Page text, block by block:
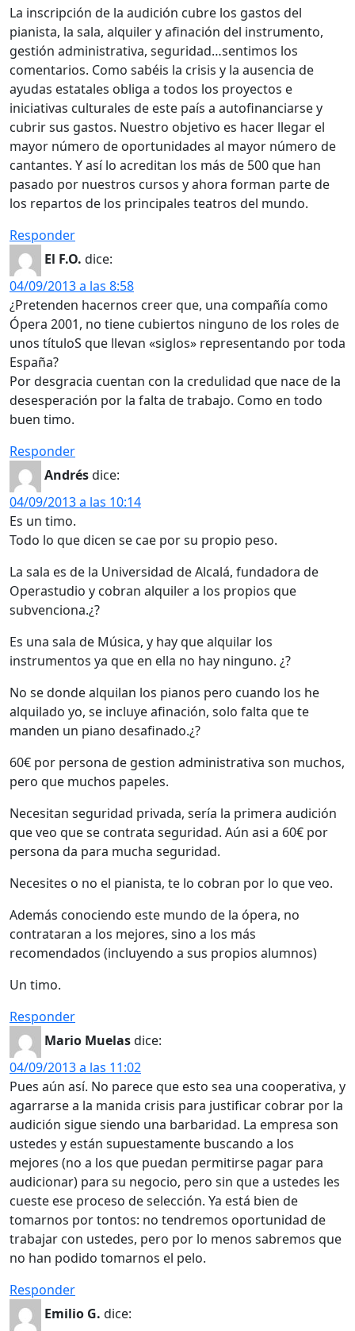
La inscripción de la audición cubre los gastos del
pianista, la sala, alquiler y afinación del instrumento,
gestión administrativa, seguridad…sentimos los
comentarios. Como sabéis la crisis y la ausencia de
ayudas estatales obliga a todos los proyectos e
iniciativas culturales de este país a autofinanciarse y
cubrir sus gastos. Nuestro objetivo es hacer llegar el
mayor número de oportunidades al mayor número de
cantantes. Y así lo acreditan los más de 500 que han
pasado por nuestros cursos y ahora forman parte de
los repartos de los principales teatros del mundo.
Responder
El F.O. dice:
04/09/2013 a las 8:58
¿Pretenden hacernos creer que, una compañía como
Ópera 2001, no tiene cubiertos ninguno de los roles de
unos títuloS que llevan «siglos» representando por toda
España?
Por desgracia cuentan con la credulidad que nace de la
desesperación por la falta de trabajo. Como en todo
buen timo.
Responder
Andrésdice:
04/09/2013 a las 10:14
Es un timo.
Todo lo que dicen se cae por su propio peso.
La sala es de la Universidad de Alcalá, fundadora de
Operastudio y cobran alquiler a los propios que
subvenciona.¿?
Es una sala de Música, y hay que alquilar los
instrumentos ya que en ella no hay ninguno. ¿?
No se donde alquilan los pianos pero cuando los he
alquilado yo, se incluye afinación, solo falta que te
manden un piano desafinado.¿?
60€ por persona de gestion administrativa son muchos,
pero que muchos papeles.
Necesitan seguridad privada, sería la primera audición
que veo que se contrata seguridad. Aún asi a 60€ por
persona da para mucha seguridad.
Necesites o no el pianista, te lo cobran por lo que veo.
Además conociendo este mundo de la ópera, no
contrataran a los mejores, sino a los más
recomendados (incluyendo a sus propios alumnos)
Un timo.
Responder
Mario Muelasdice:
04/09/2013 a las 11:02
Pues aún así. No parece que esto sea una cooperativa, y
agarrarse a la manida crisis para justificar cobrar por la
audición sigue siendo una barbaridad. La empresa son
ustedes y están supuestamente buscando a los
mejores (no a los que puedan permitirse pagar para
audicionar) para su negocio, pero sin que a ustedes les
cueste ese proceso de selección. Ya está bien de
tomarnos por tontos: no tendremos oportunidad de
trabajar con ustedes, pero por lo menos sabremos que
no han podido tomarnos el pelo.
Responder
Emilio G. dice: